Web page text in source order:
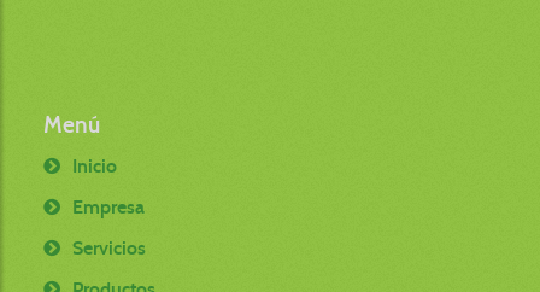
Menú
Inicio
Empresa
Servicios